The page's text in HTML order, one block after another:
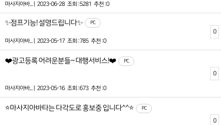
마사지아바... | 2023-06-28 조회 :5281 추천 :0
✨점프기능! 설명드립니다✨ PC
마사지아바... | 2023-05-17 조회 :785 추천 :0
0
❤️광고등록 어려운분들~ 대행서비스!❤️ PC
마사지아바... | 2023-05-16 조회 :673 추천 :0
0
⭐마사지아바타는 다각도로 홍보중 입니다^^⭐ PC
0